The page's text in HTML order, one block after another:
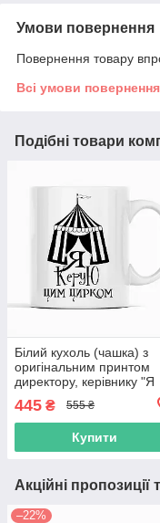
Умови повернення
Повернення товару
Всі умови повернення
Подібні товари
Білий кухоль (чашка) з
оригінальним принтом
директору, керівнику "Я
керую цим цирком.
цирку"
445 ₴ 555 ₴
Купити
Акційні пропозиції
–22%